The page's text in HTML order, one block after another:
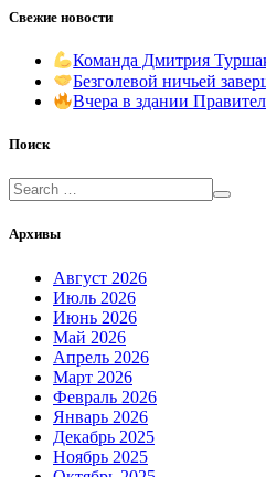
Свежие новости
Команда Дмитрия
Безголевой ничьей
Вчера в здании
Поиск
Архивы
Август 2026
Июль 2026
Июнь 2026
Май 2026
Апрель 2026
Март 2026
Февраль 2026
Январь 2026
Декабрь 2025
Ноябрь 2025